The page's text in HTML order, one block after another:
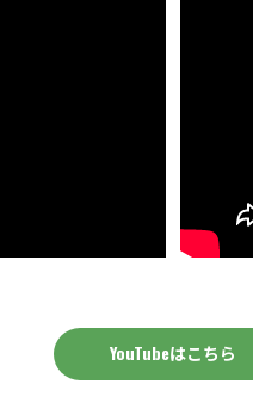
YouTubeはこちら